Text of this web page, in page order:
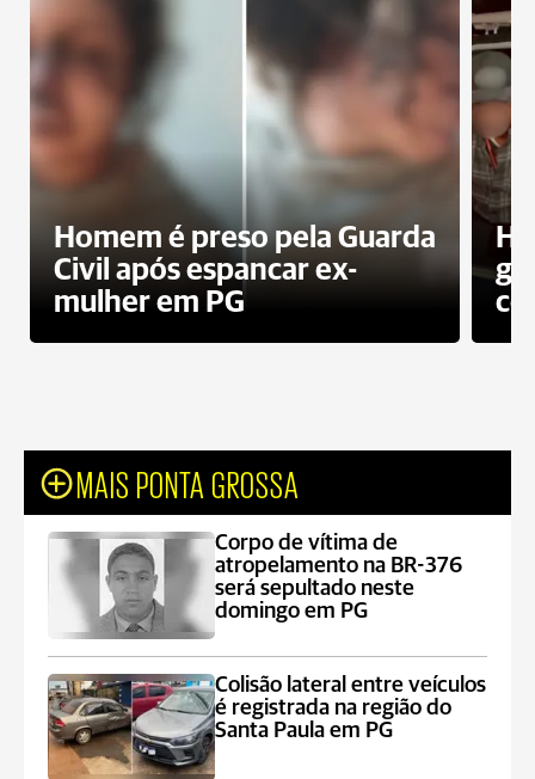
Homem é preso pela Guarda
Civil após espancar ex-
mulher em PG
MAIS PONTA GROSSA
Corpo de vítima de
atropelamento na BR-376
será sepultado neste
domingo em PG
Colisão lateral entre veículos
é registrada na região do
Santa Paula em PG